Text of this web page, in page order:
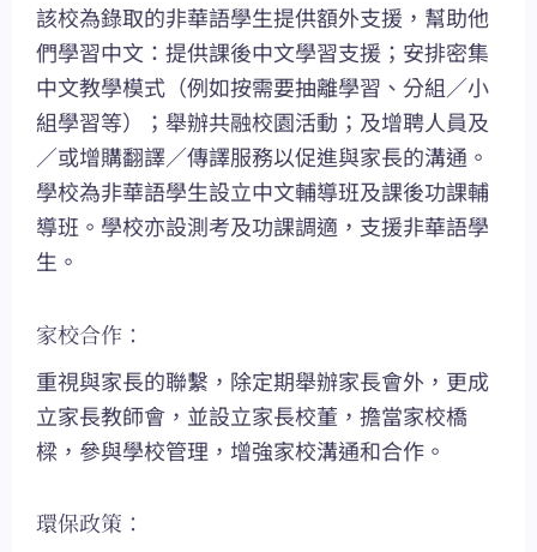
該校為錄取的非華語學生提供額外支援，幫助他
們學習中文：提供課後中文學習支援；安排密集
中文教學模式（例如按需要抽離學習、分組／小
組學習等）；舉辦共融校園活動；及增聘人員及
／或增購翻譯／傳譯服務以促進與家長的溝通。
學校為非華語學生設立中文輔導班及課後功課輔
導班。學校亦設測考及功課調適，支援非華語學
生。
家校合作：
重視與家長的聯繫，除定期舉辦家長會外，更成
立家長教師會，並設立家長校董，擔當家校橋
樑，參與學校管理，增強家校溝通和合作。
環保政策：